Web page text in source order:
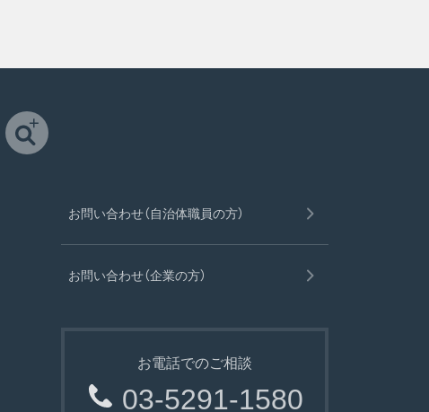
お問い合わせ（自治体職員の方）
お問い合わせ（企業の方）
お電話でのご相談
03-5291-1580